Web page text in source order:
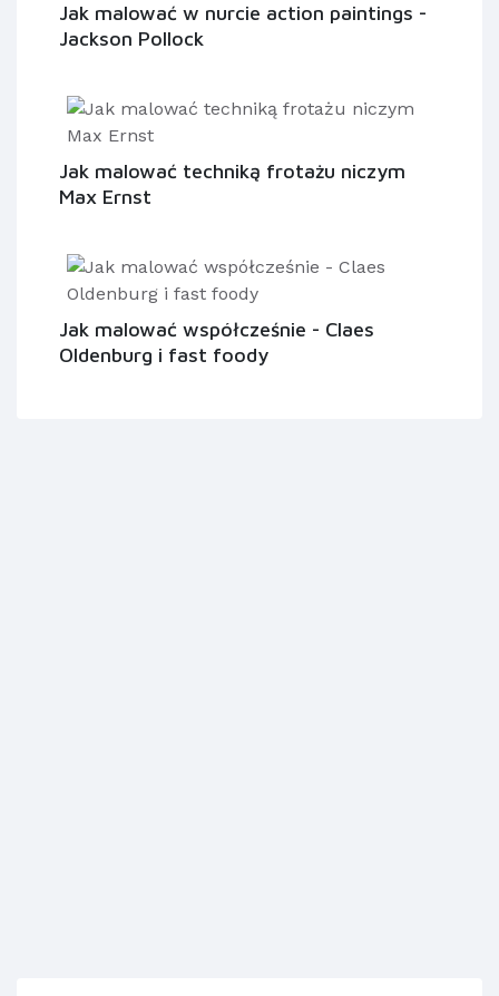
Jak malować w nurcie action paintings -
Jackson Pollock
Jak malować techniką frotażu niczym
Max Ernst
Jak malować współcześnie - Claes
Oldenburg i fast foody